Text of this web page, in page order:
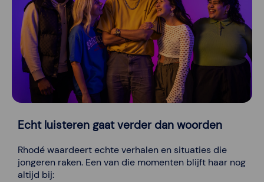
Echt luisteren gaat verder dan woorden
Rhodé waardeert echte verhalen en situaties die
jongeren raken. Een van die momenten blijft haar nog
altijd bij: